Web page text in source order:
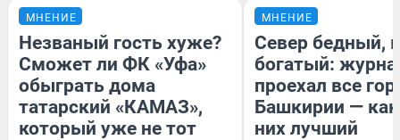
МНЕНИЕ
Незваный гость хуже?
Сможет ли ФК «Уфа»
обыграть дома
татарский «КАМАЗ»,
который уже не тот
МНЕНИЕ
Север бедный,
богатый:
проехал все
Башкирии —
них лучший